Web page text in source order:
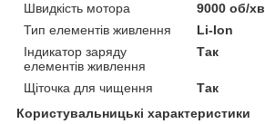
Швидкість мотора
9000 об/хв
Тип елементів живлення
Li-Ion
Індикатор заряду
елементів живлення
Так
Щіточка для чищення
Так
Користувальницькі характеристики